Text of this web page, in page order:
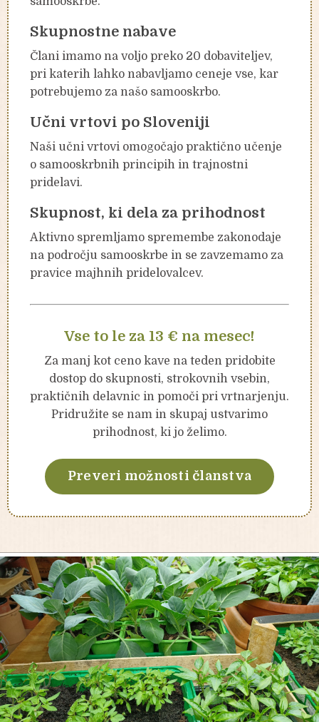
Skupnostne nabave
Člani imamo na voljo preko 20 dobaviteljev,
pri katerih lahko nabavljamo ceneje vse, kar
potrebujemo za našo samooskrbo.
Učni vrtovi po Sloveniji
Naši učni vrtovi omogočajo praktično učenje
o samooskrbnih principih in trajnostni
pridelavi.
Skupnost, ki dela za prihodnost
Aktivno spremljamo spremembe zakonodaje
na področju samooskrbe in se zavzemamo za
pravice majhnih pridelovalcev.
Vse to le za 13 € na mesec!
Za manj kot ceno kave na teden pridobite
dostop do skupnosti, strokovnih vsebin,
praktičnih delavnic in pomoči pri vrtnarjenju.
Pridružite se nam in skupaj ustvarimo
prihodnost, ki jo želimo.
Preveri možnosti članstva